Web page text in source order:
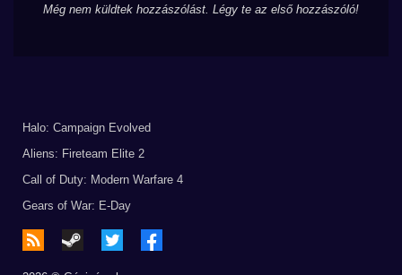
Még nem küldtek hozzászólást. Légy te az első hozzászóló!
Halo: Campaign Evolved
Aliens: Fireteam Elite 2
Call of Duty: Modern Warfare 4
Gears of War: E-Day